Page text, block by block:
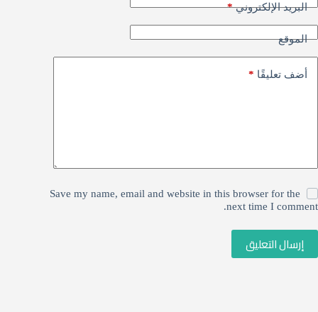
البريد الإلكتروني*
الموقع
أضف تعليقًا *
Save my name, email and website in this browser for the
next time I comment.
إرسال التعليق